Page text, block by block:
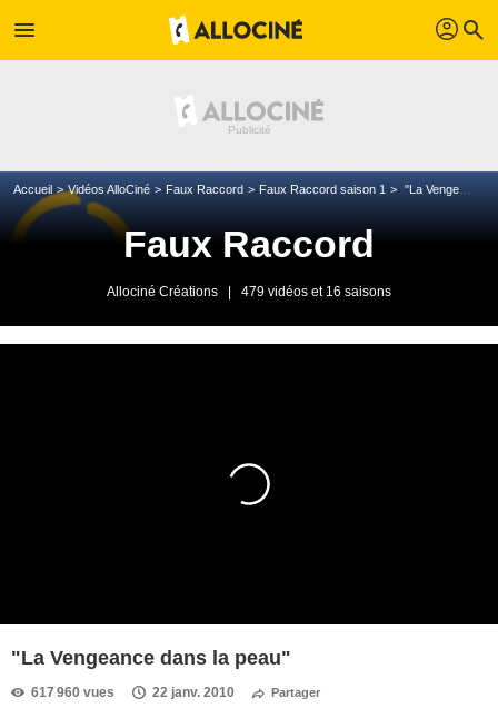
menu profil search
Accueil Vidéos AlloCiné Faux Raccord Faux Raccord saison 1 "La Vengeance dans la peau"
Faux Raccord
Allociné Créations 479 vidéos et 16 saisons
"La Vengeance dans la peau"
617 960 vues 22 janv. 2010 Partager